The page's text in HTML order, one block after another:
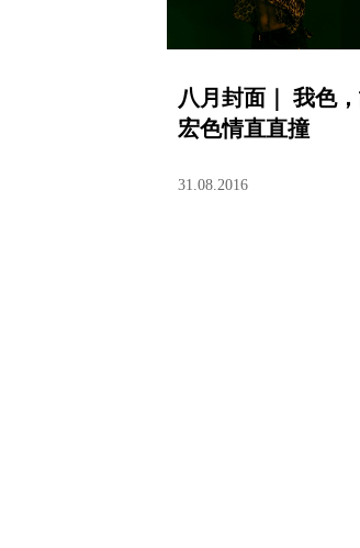
八月封面｜ 我色
宏色情直直撞
31.08.2016